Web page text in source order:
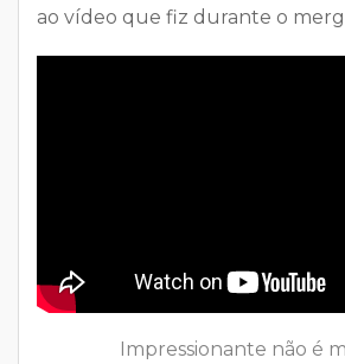
ao vídeo que fiz durante o
Impressionante não é